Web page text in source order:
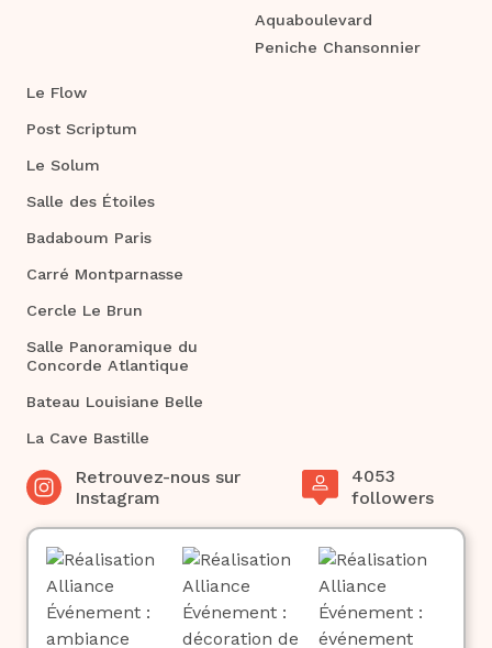
Aquaboulevard
Peniche Chansonnier
Le Flow
Post Scriptum
Le Solum
Salle des Étoiles
Badaboum Paris
Carré Montparnasse
Cercle Le Brun
Salle Panoramique du
Concorde Atlantique
Bateau Louisiane Belle
La Cave Bastille
Retrouvez-nous sur
Instagram
4053
followers